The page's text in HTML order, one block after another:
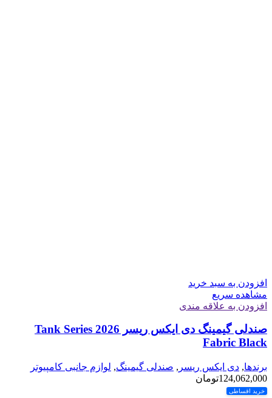
افزودن به سبد خرید
مشاهده سریع
افزودن به علاقه مندی
صندلی گیمینگ دی ایکس ریسر Tank Series 2026
Fabric Black
برندها, دی ایکس ریسر , صندلی گیمینگ, لوازم جانبی کامپیوتر
124,062,000تومان
خرید اقساطی